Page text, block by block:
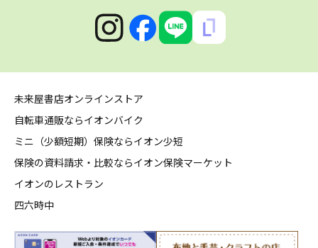
未来屋書店オンラインストア
自転車通販ならイオンバイク
ミニ（少額短期）保険ならイオン少短
保険の資料請求・比較ならイオン保険マーケット
イオンのレストラン
四六時中